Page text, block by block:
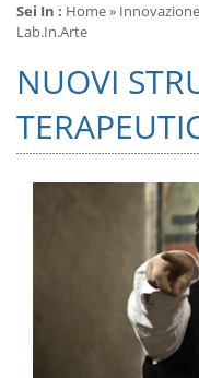
Sei In : Home» Innovazione
Lab.in.arte
NUOVI